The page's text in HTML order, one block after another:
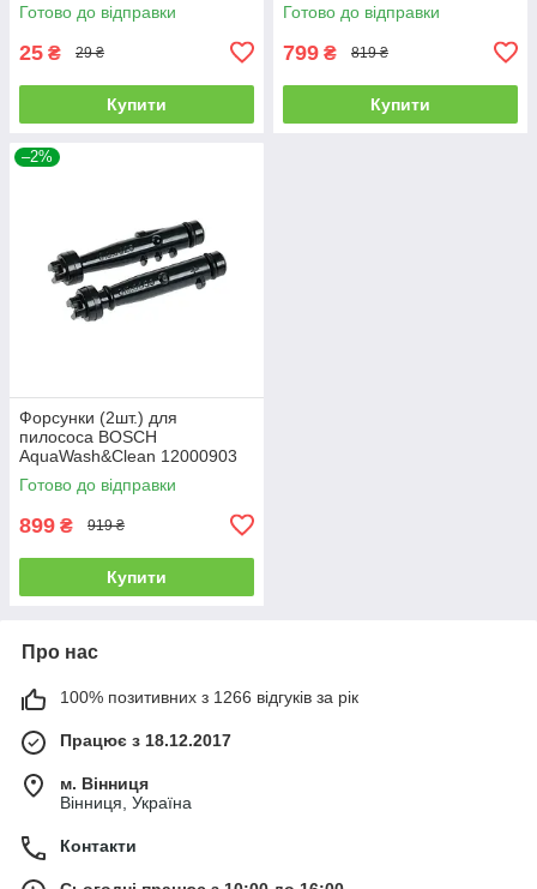
Готово до відправки
25 ₴ 29 ₴
Купити
Готово до відправки
799 ₴ 819 ₴
Купити
–2%
Форсунки (2шт.) для
пилососа BOSCH
AquaWash&Clean 12000903
Готово до відправки
899 ₴ 919 ₴
Купити
Про нас
100% позитивних з 1266 відгуків за рік
Працює з 18.12.2017
м. Вінниця
Вінниця, Україна
Контакти